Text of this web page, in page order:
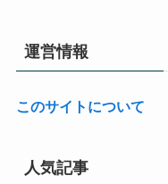
運営情報
このサイトについて
人気記事